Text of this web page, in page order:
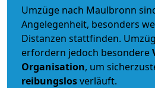
Umzüge nach Maulbronn
Angelegenheit, besonders
Distanzen stattfinden.
erfordern jedoch besondere
Organisation, um
reibungslosverläuft.